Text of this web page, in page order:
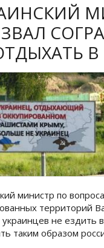
министр по
территорий
украинцев не ездить
таким образом